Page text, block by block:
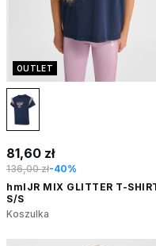
OUTLET
81,60 zł
136,00 zł-40%
hmlJR MIX GLITTER T-
S/S
Koszulka